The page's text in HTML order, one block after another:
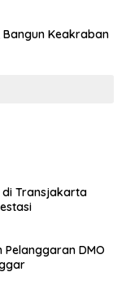
Keakraban
di Transjakarta
Pelanggaran DMO